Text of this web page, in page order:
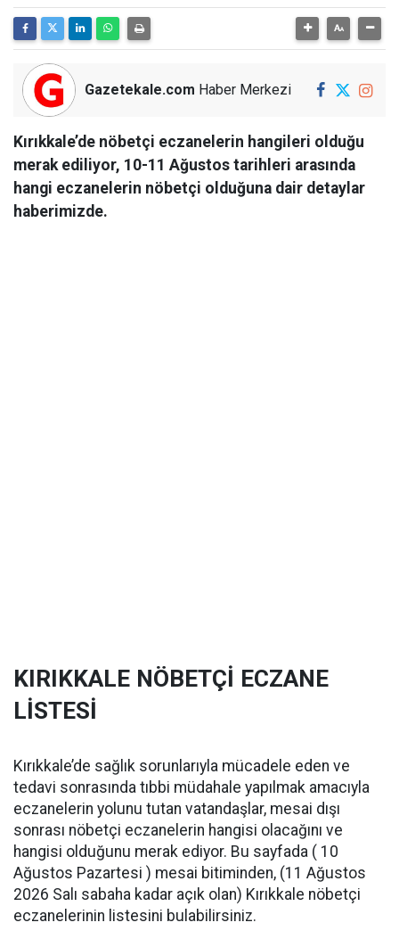
Gazetekale.com Haber Merkezi
Kırıkkale’de nöbetçi eczanelerin hangileri olduğu
merak ediliyor, 10-11 Ağustos tarihleri arasında
hangi eczanelerin nöbetçi olduğuna dair detaylar
haberimizde.
KIRIKKALE NÖBETÇİ ECZANE
LİSTESİ
Kırıkkale’de sağlık sorunlarıyla mücadele eden ve
tedavi sonrasında tıbbi müdahale yapılmak amacıyla
eczanelerin yolunu tutan vatandaşlar, mesai dışı
sonrası nöbetçi eczanelerin hangisi olacağını ve
hangisi olduğunu merak ediyor. Bu sayfada ( 10
Ağustos Pazartesi ) mesai bitiminden, (11 Ağustos
2026 Salı sabaha kadar açık olan) Kırıkkale nöbetçi
eczanelerinin listesini bulabilirsiniz.